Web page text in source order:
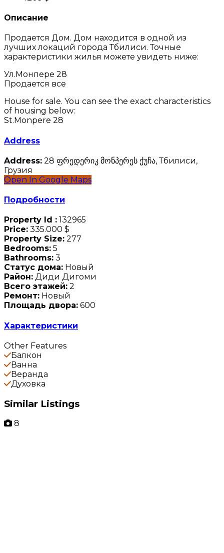
Описание
Продается Дом. Дом находится в одной из
лучших локаций города Тбилиси. Точные
характеристики жилья можете увидеть ниже:
Ул.Монпере 28
Продается все
House for sale. You can see the exact characteristics
of housing below:
St.Monpere 28
Address
Address: 28 ფრედერიკ მონპერეს ქუჩა, Тбилиси,
Грузия
Open In Google Maps
Подробности
Property Id : 132965
Price: 335.000 $
Property Size: 277
Bedrooms: 5
Bathrooms: 3
Статус дома: Новый
Район: Диди Дигоми
Всего этажей: 2
Ремонт: Новый
Площадь двора: 600
Характеристики
Other Features
Балкон
Ванна
Веранда
Духовка
Similar Listings
8